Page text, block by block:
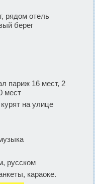
рядом отель
берег
париж 16 мест, 2
мест
курят на улице
русском
караоке.